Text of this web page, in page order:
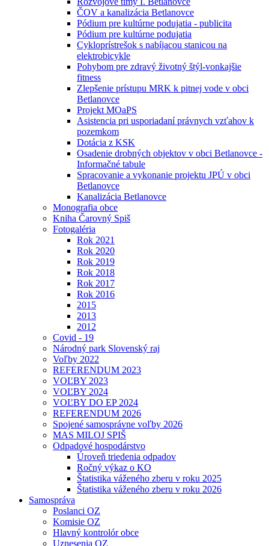
ČOV a kanalizácia Betlanovce
Pódium pre kultúrne podujatia - publicita
Pódium pre kultúrne podujatia
Cykloprístrešok s nabíjacou stanicou na
elektrobicykle
Pohybom pre zdravý životný štýl-vonkajšie
fitness
Zlepšenie prístupu MRK k pitnej vode v obci
Betlanovce
Projekt MOaPS
Asistencia pri usporiadaní právnych vzťahov k
pozemkom
Dotácia z KSK
Osadenie drobných objektov v obci Betlanovce -
Informačné tabule
Spracovanie a vykonanie projektu JPÚ v obci
Betlanovce
Kanalizácia Betlanovce
Monografia obce
Kniha Čarovný Spiš
Fotogaléria
Rok 2021
Rok 2020
Rok 2019
Rok 2018
Rok 2017
Rok 2016
2015
2013
2012
Covid - 19
Národný park Slovenský raj
Voľby 2022
REFERENDUM 2023
VOĽBY 2023
VOĽBY 2024
VOĽBY DO EP 2024
REFERENDUM 2026
Spojené samosprávne voľby 2026
MAS MILOJ SPIŠ
Odpadové hospodárstvo
Úroveň triedenia odpadov
Ročný výkaz o KO
Štatistika váženého zberu v roku 2025
Štatistika váženého zberu v roku 2026
Samospráva
Poslanci OZ
Komisie OZ
Hlavný kontrolór obce
Uznesenia OZ